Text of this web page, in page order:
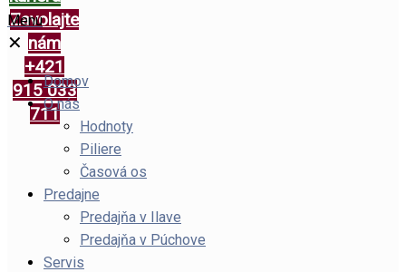
Zavolajte
nám
+421
915 033
711
Menu
✕
Domov
O nás
Hodnoty
Piliere
Časová os
Predajne
Predajňa v Ilave
Predajňa v Púchove
Servis